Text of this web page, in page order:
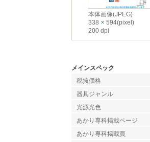
本体画像(JPEG)
338
594(pixel)
200 dpi
メインスペック
税抜価格
器具ジャンル
光源光色
あかり専科掲載ページ
あかり専科掲載頁